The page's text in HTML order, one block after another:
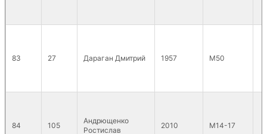
83 27 Дараган Дмитрий 1957 М50
84 105
Андрющенко
Ростислав
2010 М14-17